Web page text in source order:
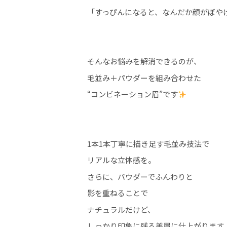
「すっぴんになると、なんだか顔がぼや
そんなお悩みを解消できるのが、
毛並み＋パウダーを組み合わせた
“コンビネーション眉”です
1本1本丁寧に描き足す毛並み技法で
リアルな立体感を。
さらに、パウダーでふんわりと
影を重ねることで
ナチュラルだけど、